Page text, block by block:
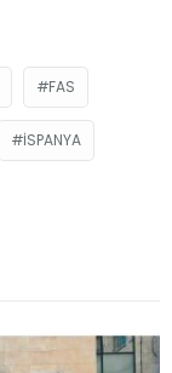
FAS
ISPANYA